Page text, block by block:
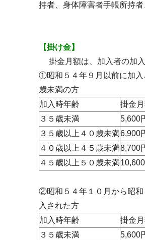
持者、身体障害者手帳所持
【掛け金】
掛金月額は、加入者の加入
①昭和５４年９月以前に加入
歳未満の方
加入時年齢
掛金月
３５歳未満
5,600
３５歳以上４０歳未満6,900
４０歳以上４５歳未満8,700
４５歳以上５０歳未満
②昭和５４年１０月から昭和
入された方
加入時年齢
掛金月
３５歳未満
5,600